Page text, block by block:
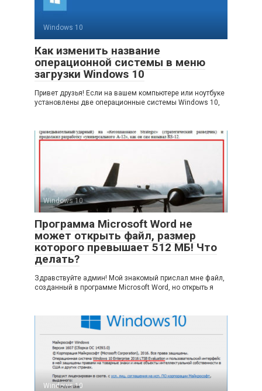
Windows 10
Как изменить название
операционной системы в меню
загрузки Windows 10
Привет друзья! Если на вашем компьютере или ноутбуке
установлены две операционные системы Windows 10,
Windows 10
Программа Microsoft Word не
может открыть файл, размер
которого превышает 512 МБ! Что
делать?
Здравствуйте админ! Мой знакомый прислал мне файл,
созданный в программе Microsoft Word, но открыть я
Windows 10